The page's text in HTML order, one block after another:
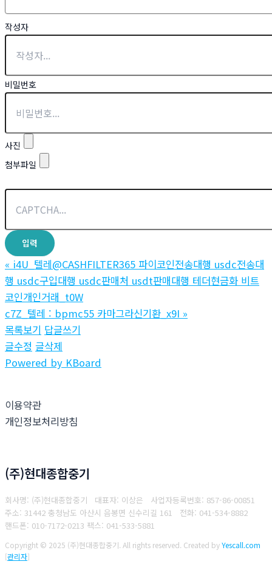
작성자
비밀번호
사진
첨부파일
« i4U_텔레@CASHFILTER365 파이코인전송대행 usdc전송대
행 usdc구입대행 usdc판매처 usdt판매대행 테더현금화 비트
코인개인거래_t0W
c7Z_텔레 : bpmc55 카마그라신기환_x9I »
목록보기 답글쓰기
글수정 글삭제
Powered by KBoard
이용약관
개인정보처리방침
(주)현대종합중기
회사명: (주)현대종합중기 대표자: 이상은 사업자등록번호: 857-86-00851
주소: 31442 충청남도 아산시 음봉면 신수리길 161 전화: 041-534-8882
핸드폰: 010-7172-0213 팩스: 041-533-5881
Copyright © 2025 (주)현대종합중기. All rights reserved. Created byYescall.com
[관리자]